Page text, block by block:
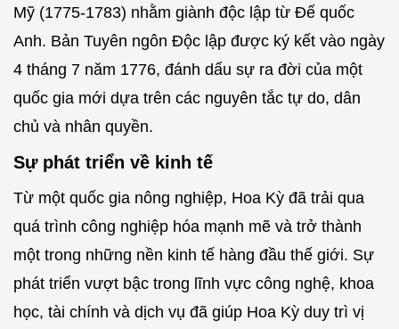
Mỹ (1775-1783) nhằm giành độc lập từ Đế quốc
Anh. Bản Tuyên ngôn Độc lập được ký kết vào ngày
4 tháng 7 năm 1776, đánh dấu sự ra đời của một
quốc gia mới dựa trên các nguyên tắc tự do, dân
chủ và nhân quyền.
Sự phát triển về kinh tế
Từ một quốc gia nông nghiệp, Hoa Kỳ đã trải qua
quá trình công nghiệp hóa mạnh mẽ và trở thành
một trong những nền kinh tế hàng đầu thế giới. Sự
phát triển vượt bậc trong lĩnh vực công nghệ, khoa
học, tài chính và dịch vụ đã giúp Hoa Kỳ duy trì vị